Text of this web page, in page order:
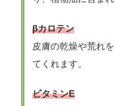
βカロテン
皮膚の乾燥や荒れ
てくれます。
ビタミンE